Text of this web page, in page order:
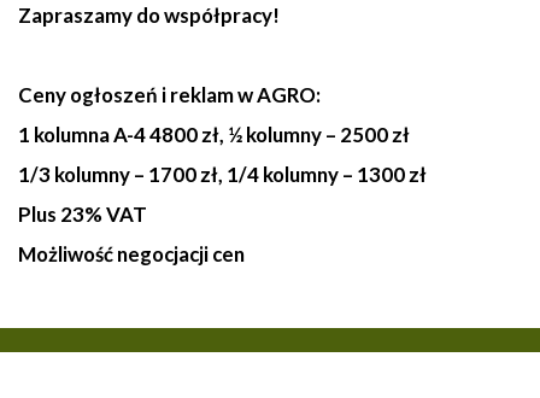
Zapraszamy do współpracy!
Ceny ogłoszeń i reklam w AGRO:
1 kolumna A-4 4800 zł, ½ kolumny – 2500 zł
1/3 kolumny – 1700 zł, 1/4 kolumny – 1300 zł
Plus 23% VAT
Możliwość negocjacji cen